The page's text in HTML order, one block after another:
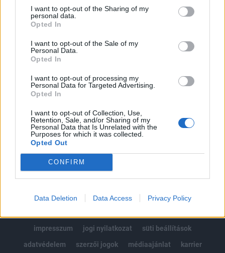
I want to opt-out of the Sharing of my
personal data.
Opted In
I want to opt-out of the Sale of my
Personal Data.
Opted In
I want to opt-out of processing my
Personal Data for Targeted Advertising.
Opted In
I want to opt-out of Collection, Use,
Retention, Sale, and/or Sharing of my
Personal Data that Is Unrelated with the
Purposes for which it was collected.
Opted Out
CONFIRM
Data Deletion Data Access Privacy Policy
regisztrációhoz kötött.
Portfolio.hu teljes cikkarchívum
Kötéslisták: BÉT elmúlt 2 év napon belüli
MÁR ELŐFIZETŐNK VAGY?BEJELENTKEZÉS
impresszum
jogi nyilatkozat
süti beállítások
adatvédelem
szerzői jogok médiaajánlat karrier